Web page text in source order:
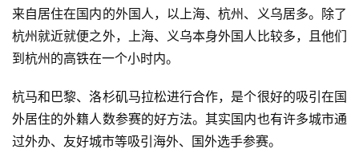
来自居住在国内的外国人，以上海、杭州、义乌居多。除了
杭州就近就便之外，上海、义乌本身外国人比较多，且他们
到杭州的高铁在一个小时内。
杭马和巴黎、洛杉矶马拉松进行合作，是个很好的吸引在国
外居住的外籍人数参赛的好方法。其实国内也有许多城市通
过外办、友好城市等吸引海外、国外选手参赛。